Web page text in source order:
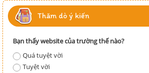
Thăm dò ý kiến
Bạn thấy website của trường thế nào?
Quá tuyệt vời
Tuyệt vời